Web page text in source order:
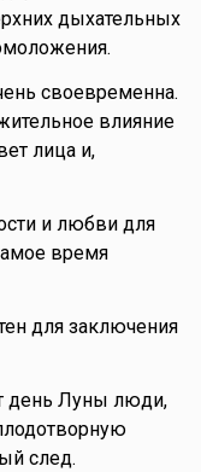
дыхательных
своевременна.
влияние
лица и,
и любви для
время
для заключения
день Луны люди,
след.